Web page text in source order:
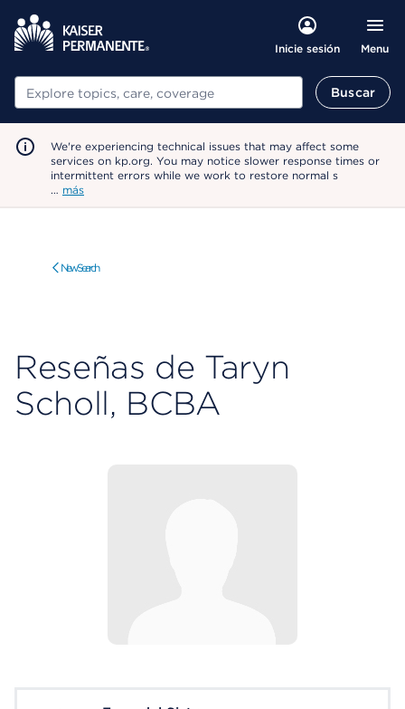
Inicie sesión Menu
Buscar Buscar
We're experiencing technical issues that may affect some
services on kp.org. You may notice slower response times or
intermittent errors while we work to restore normal s
… más
New Search
Reseñas de Taryn
Scholl, BCBA